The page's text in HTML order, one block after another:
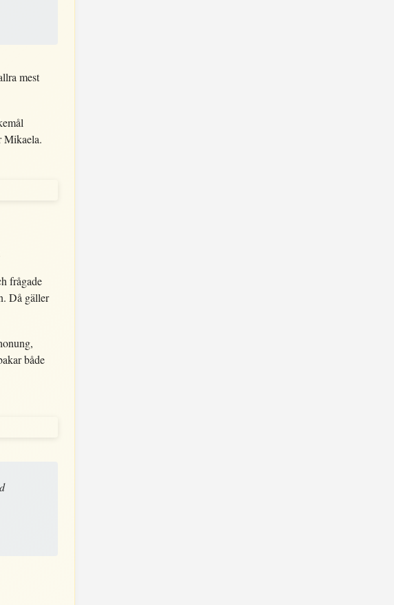
mest
Mikaela.
frågade
Då gäller
både